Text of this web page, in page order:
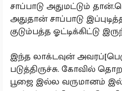
சாப்பாடு அதுமட்டும்
அதுதான் சாப்பாடு
குடும்பத்த ஓட்டிக்கிட்டு
இந்த லாக்டவுன்
படுத்திருச்சு. கோவில்
பூஜை இல்ல வருமானம்